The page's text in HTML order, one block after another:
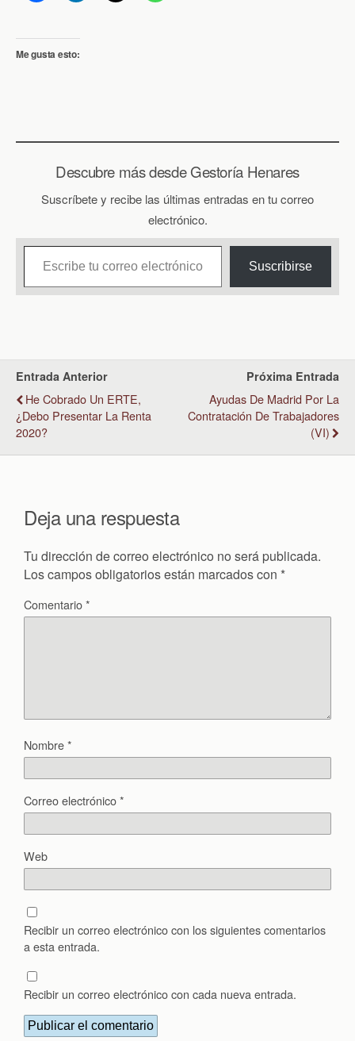
Me gusta esto:
Descubre más desde Gestoría Henares
Suscríbete y recibe las últimas entradas en tu correo
electrónico.
Escribe tu correo electrónico…
Suscribirse
Entrada Anterior
He Cobrado Un ERTE,
¿debo Presentar La Renta
2020?
Próxima Entrada
Ayudas De Madrid Por La
Contratación De Trabajadores
(VI)
Deja una respuesta
Tu dirección de correo electrónico no será publicada.
Los campos obligatorios están marcados con *
Comentario*
Nombre*
Correo electrónico*
Web
Recibir un correo electrónico con los siguientes comentarios
a esta entrada.
Recibir un correo electrónico con cada nueva entrada.